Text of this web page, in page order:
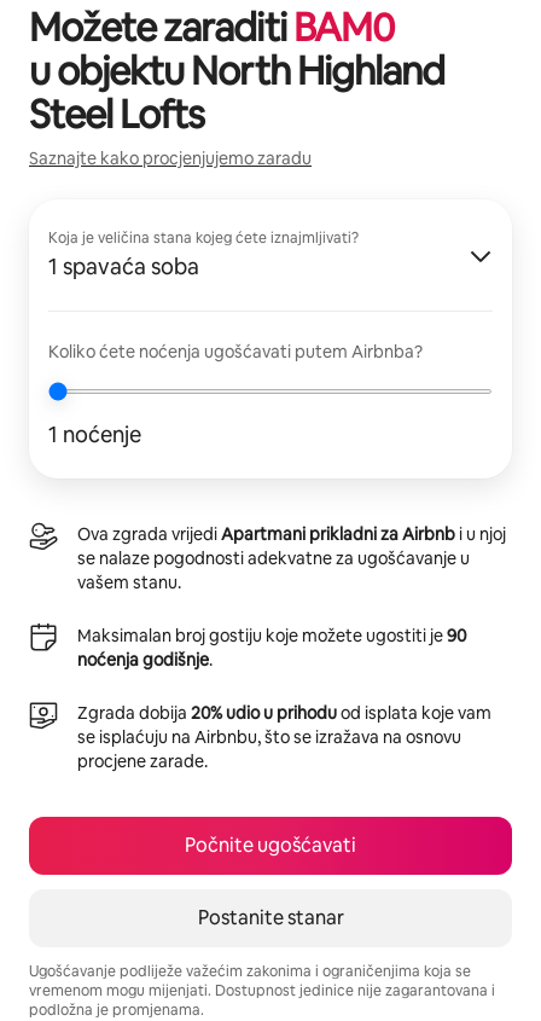
Možete zaraditiBAM0
u objektuNorth Highland
Steel Lofts
Saznajte kako procjenjujemo zaradu
Koja je veličina stana kojeg ćete iznajmljivati?
1 spavaća soba
Koliko ćete noćenja ugošćavati putem Airbnba?
1 noćenje
Ova zgrada vrijediApartmani prikladni za Airbnb i u njoj
se nalaze pogodnosti adekvatne za ugošćavanje u
vašem stanu.
Maksimalan broj gostiju koje možete ugostiti je90
noćenja godišnje.
Zgrada dobija 20% udio u prihoduod isplata koje vam
se isplaćuju na Airbnbu, što se izražava na osnovu
procjene zarade.
Počnite ugošćavati
Postanite stanar
Ugošćavanje podliježe važećim zakonima i ograničenjima koja se
vremenom mogu mijenjati. Dostupnost jedinice nije zagarantovana i
podložna je promjenama.